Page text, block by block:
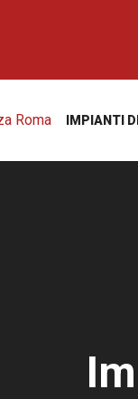
IMPIANTI